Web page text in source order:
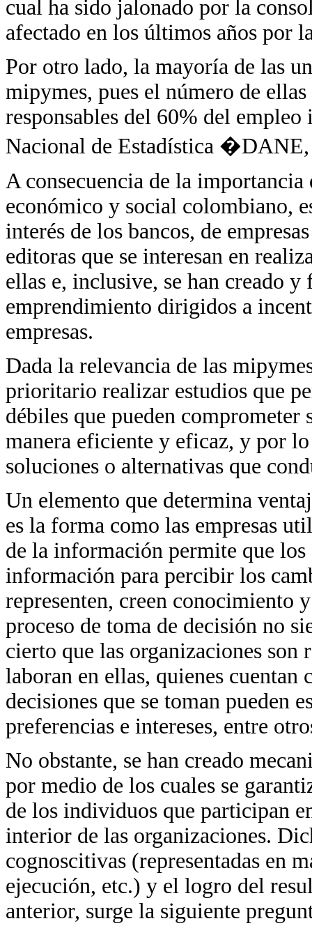
cual ha sido jalonado por la
afectado en los últimos años por
Por otro lado, la mayoría de las
mipymes, pues el número de
responsables del 60% del
Nacional de Estadística
A consecuencia de la
económico y social colombiano,
interés de los bancos, de
editoras que se interesan en
ellas e, inclusive, se han creado
emprendimiento dirigidos a
empresas.
Dada la relevancia de las
prioritario realizar estudios que
débiles que pueden
manera eficiente y eficaz, y por lo
soluciones o alternativas que
Un elemento que determina
es la forma como las empresas
de la información permite que
información para percibir los
representen, creen conocimiento
proceso de toma de decisión no
cierto que las organizaciones son
laboran en ellas, quienes
decisiones que se toman pueden
preferencias e intereses, entre
No obstante, se han creado
por medio de los cuales se
de los individuos que participan
interior de las organizaciones.
cognoscitivas (representadas en
ejecución, etc.) y el logro del
anterior, surge la siguiente